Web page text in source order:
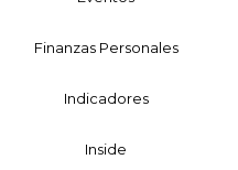
Finanzas Personales
Indicadores
Inside